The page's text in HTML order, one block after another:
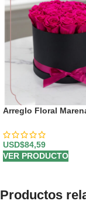
Arreglo Floral
Frescas ⚜️
USD$84,59
VER PRODUCTO
Productos